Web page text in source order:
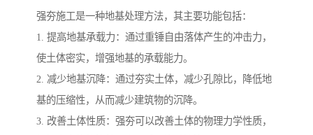
强夯施工是一种地基处理方法，其主要功能包括：
1. 提高地基承载力：通过重锤自由落体产生的冲击力，
使土体密实，增强地基的承载能力。
2. 减少地基沉降：通过夯实土体，减少孔隙比，降低地
基的压缩性，从而减少建筑物的沉降。
3. 改善土体性质：强夯可以改善土体的物理力学性质，